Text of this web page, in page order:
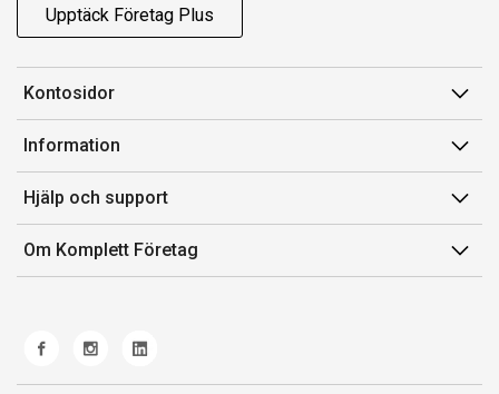
Upptäck Företag Plus
Kontosidor
Mina sidor
Orderhistorik
Fakturor & Kvitton
Inköpslistor
Information
Försäljningsvillkor
Villkor för Komplett Företag Plus
Felsökning & guider
Hjälp och support
Kontakta oss
Kundservice
Frakt och leverans
Om Komplett Företag